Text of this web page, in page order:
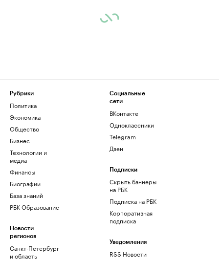
Рубрики
Политика
Экономика
Общество
Бизнес
Технологии и
медиа
Финансы
Биографии
База знаний
РБК Образование
Новости
регионов
Санкт-Петербург
и область
Социальные
сети
ВКонтакте
Одноклассники
Telegram
Дзен
Подписки
Скрыть баннеры
на РБК
Подписка на РБК
Корпоративная
подписка
Уведомления
RSS Новости